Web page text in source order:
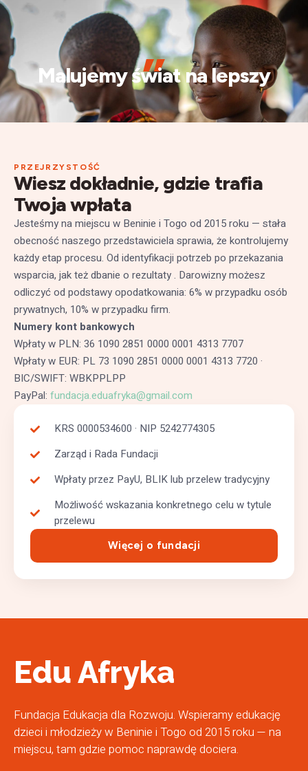
„
Malujemy świat na lepszy
PRZEJRZYSTOŚĆ
Wiesz dokładnie, gdzie trafia
Twoja wpłata
Jesteśmy na miejscu w Beninie i Togo od 2015 roku — stała
obecność naszego przedstawiciela sprawia, że kontrolujemy
każdy etap procesu. Od identyfikacji potrzeb po przekazania
wsparcia, jak też dbanie o rezultaty . Darowizny możesz
odliczyć od podstawy opodatkowania: 6% w przypadku osób
prywatnych, 10% w przypadku firm.
Numery kont bankowych
Wpłaty w PLN: 36 1090 2851 0000 0001 4313 7707
Wpłaty w EUR: PL 73 1090 2851 0000 0001 4313 7720 ·
BIC/SWIFT: WBKPPLPP
PayPal: fundacja.eduafryka@gmail.com
KRS 0000534600 · NIP 5242774305
Zarząd i Rada Fundacji
Wpłaty przez PayU, BLIK lub przelew tradycyjny
Możliwość wskazania konkretnego celu w tytule
przelewu
Więcej o fundacji
Edu Afryka
Fundacja Edukacja dla Rozwoju. Wspieramy edukację
dzieci i młodzieży w Beninie i Togo od 2015 roku — na
miejscu, tam gdzie pomoc naprawdę dociera.